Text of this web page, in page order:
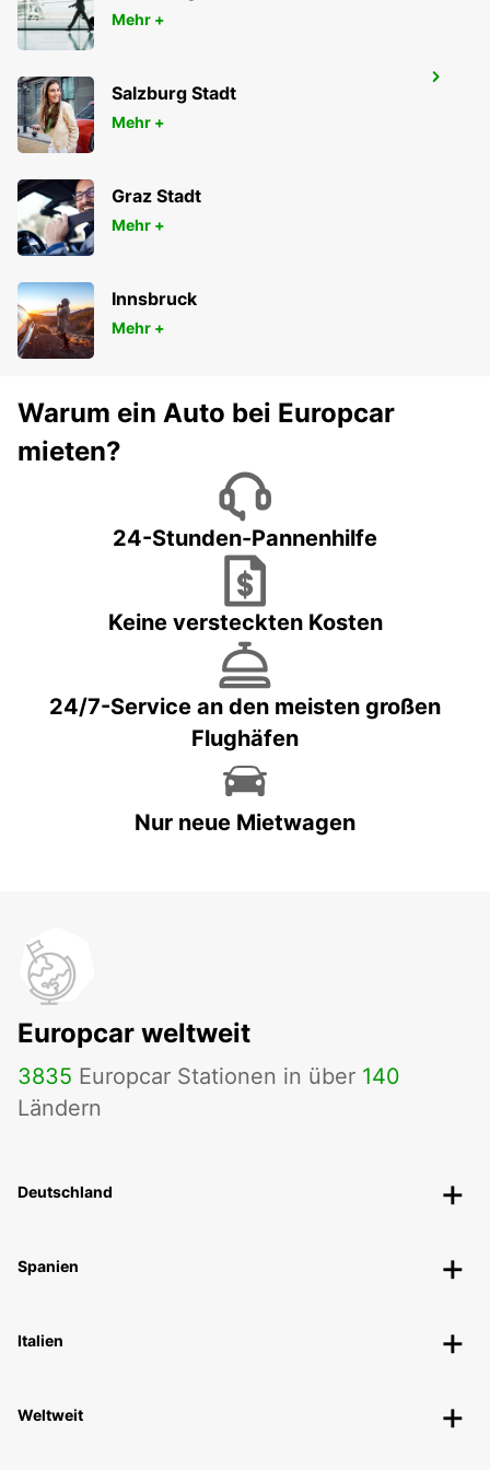
PARIS PLACE D'ITALIE
PARIS - FRANCE
Mehr +
Salzburg Stadt
Mehr +
Graz Stadt
Mehr +
Innsbruck
Mehr +
Warum ein Auto bei Europcar
mieten?
24-Stunden-Pannenhilfe
Keine versteckten Kosten
24/7-Service an den meisten großen
Flughäfen
Nur neue Mietwagen
Europcar weltweit
3835 Europcar Stationen in über 140
Ländern
Deutschland
Spanien
Italien
Weltweit